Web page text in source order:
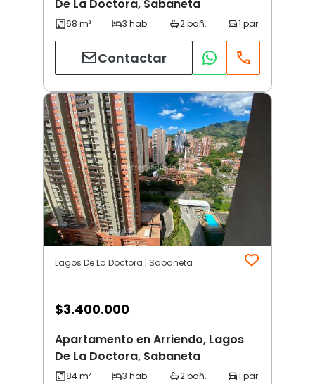
De La Doctora, Sabaneta
Contactar
Lagos De La Doctora | Sabaneta
$3.400.000
Apartamento en Arriendo, Lagos
De La Doctora, Sabaneta